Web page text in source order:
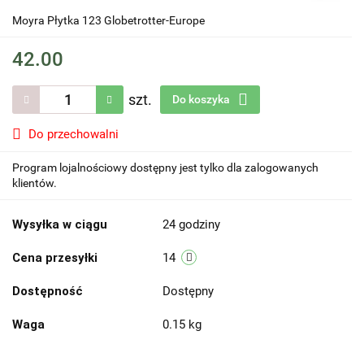
Moyra Płytka 123 Globetrotter-Europe
42.00
szt. Do koszyka
Do przechowalni
Program lojalnościowy dostępny jest tylko dla zalogowanych
klientów.
Wysyłka w ciągu 24 godziny
Cena przesyłki 14
Dostępność Dostępny
Waga 0.15 kg